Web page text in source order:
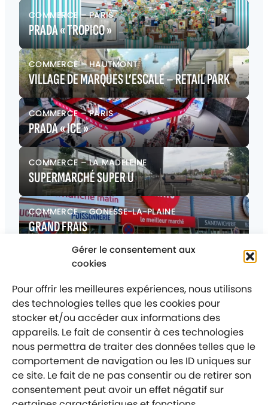
Gérer le consentement aux
cookies
Pour offrir les meilleures expériences, nous utilisons
des technologies telles que les cookies pour
stocker et/ou accéder aux informations des
appareils. Le fait de consentir à ces technologies
nous permettra de traiter des données telles que le
comportement de navigation ou les ID uniques sur
ce site. Le fait de ne pas consentir ou de retirer son
consentement peut avoir un effet négatif sur
COMMERCE –PARIS
PRADA « TROPICO »
COMMERCE–HAUTMONT
VILLAGE DE MARQUES L’ESCALE – RETAIL PARK
COMMERCE–PARIS
PRADA « ICE »
COMMERCE–LA MADELEINE
SUPERMARCHÉ SUPER U
COMMERCE–GONESSE-LA-PLAINE
GRAND FRAIS
COMMERCE–HERBLAY
Mentions légales
Politique de confidentialité
Labellisé entreprise engagée